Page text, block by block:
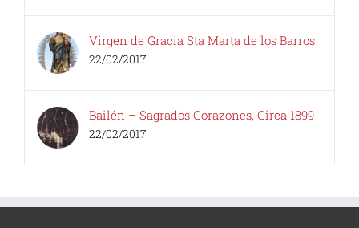
Virgen de Gracia Sta Marta de los Barros
22/02/2017
Bailén – Sagrados Corazones, Circa 1899
22/02/2017